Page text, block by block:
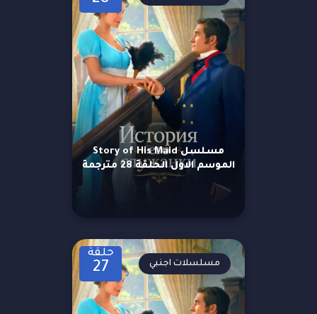
مسلسل Story of His Maid
الموسم الاول الحلقة 28 مترجمة
حلقة
27 مسلسلات اجنبي